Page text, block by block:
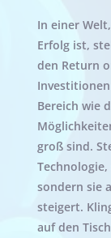
In einer
Erfolg ist,
den Return
Bereich wie
groß sind.
sondern sie
steigert.
auf den